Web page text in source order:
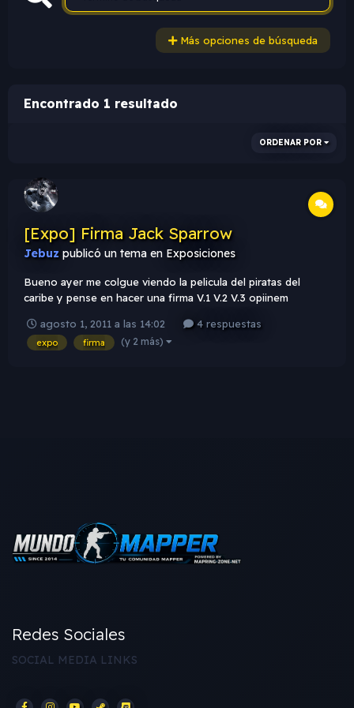
Más opciones de búsqueda
Encontrado 1 resultado
ORDENAR POR
[Expo] Firma Jack Sparrow
Jebuz publicó un tema en Exposiciones
Bueno ayer me colgue viendo la pelicula del piratas del
caribe y pense en hacer una firma V.1 V.2 V.3 opiinem
agosto 1, 2011 a las 14:02 4 respuestas
expo firma (y 2 más)
Redes Sociales
SOCIAL MEDIA LINKS